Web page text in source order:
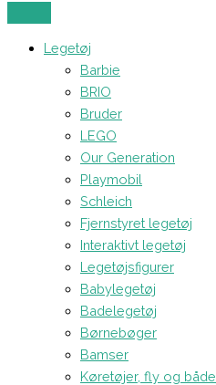
Legetøj
Barbie
BRIO
Bruder
LEGO
Our Generation
Playmobil
Schleich
Fjernstyret legetøj
Interaktivt legetøj
Legetøjsfigurer
Babylegetøj
Badelegetøj
Børnebøger
Bamser
Køretøjer, fly og både